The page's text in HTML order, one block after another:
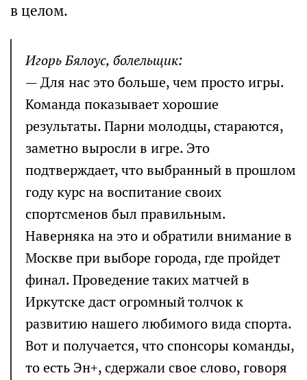
в целом.
Игорь Бялоус, болельщик:
— Для нас это больше, чем просто игры.
Команда показывает хорошие
результаты. Парни молодцы, стараются,
заметно выросли в игре. Это
подтверждает, что выбранный в прошлом
году курс на воспитание своих
спортсменов был правильным.
Наверняка на это и обратили внимание в
Москве при выборе города, где пройдет
финал. Проведение таких матчей в
Иркутске даст огромный толчок к
развитию нашего любимого вида спорта.
Вот и получается, что спонсоры команды,
то есть Эн+, сдержали свое слово, говоря